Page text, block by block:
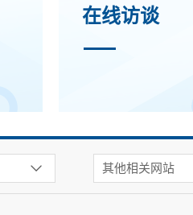
在线访谈
其他相关网站